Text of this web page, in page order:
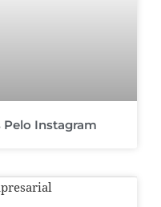
Pelo Instagram